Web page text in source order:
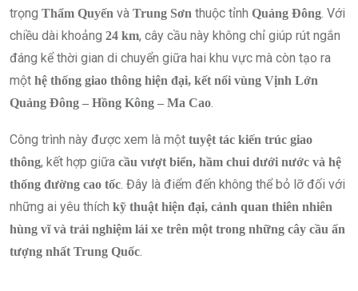
trọng Thẩm Quyến và Trung Sơn thuộc tỉnh Quảng Đông. Với
chiều dài khoảng 24 km, cây cầu này không chỉ giúp rút ngắn
đáng kể thời gian di chuyển giữa hai khu vực mà còn tạo ra
một hệ thống giao thông hiện đại, kết nối vùng Vịnh Lớn
Quảng Đông – Hồng Kông – Ma Cao.
Công trình này được xem là một tuyệt tác kiến trúc giao
thông, kết hợp giữa cầu vượt biển, hầm chui dưới nước và hệ
thống đường cao tốc. Đây là điểm đến không thể bỏ lỡ đối với
những ai yêu thích kỹ thuật hiện đại, cảnh quan thiên nhiên
hùng vĩ và trải nghiệm lái xe trên một trong những cây cầu ấn
tượng nhất Trung Quốc.